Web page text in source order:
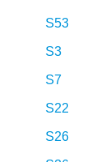
S53
S3
S7
S22
S26